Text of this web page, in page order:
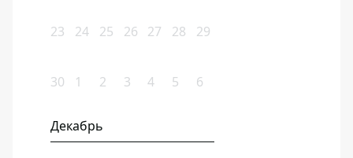
23 24 25 26 27 28 29
30 1 2 3 4 5 6
Декабрь